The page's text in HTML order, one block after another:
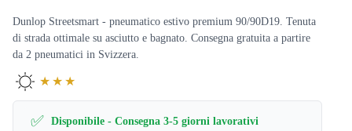
Dunlop Streetsmart - pneumatico estivo premium 90/90D19. Tenuta
di strada ottimale su asciutto e bagnato. Consegna gratuita a partire
da 2 pneumatici in Svizzera.
★★★
✅ Disponibile - Consegna 3-5 giorni lavorativi